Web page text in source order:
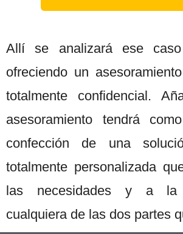
Allí se analizará ese
ofreciendo un
totalmente confidencial.
asesoramiento tendrá
confección de una
totalmente personalizada
las necesidades y a la
cualquiera de las dos partes